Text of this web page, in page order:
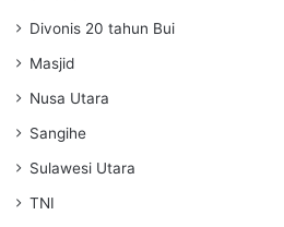
Divonis 20 tahun Bui
Masjid
Nusa Utara
Sangihe
Sulawesi Utara
TNI